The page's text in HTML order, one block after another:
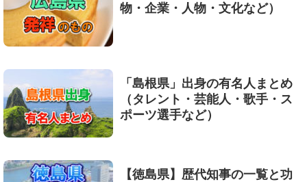
物・企業・人物・文化など）
「島根県」出身の有名人まとめ
（タレント・芸能人・歌手・ス
ポーツ選手など）
【徳島県】歴代知事の一覧と功